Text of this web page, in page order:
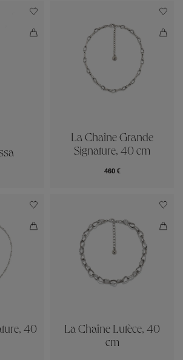
La Chaîne Grande
Signature, 40 cm
460 €
40
La Chaîne Lutèce, 40
cm